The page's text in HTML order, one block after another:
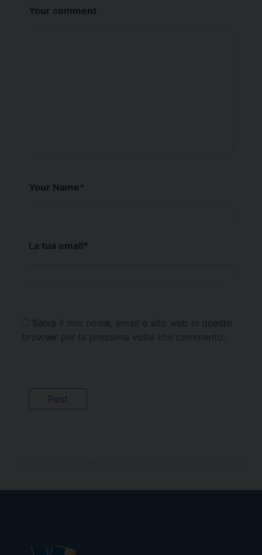
Your comment
Your Name*
La tua email*
Salva il mio nome, email e sito web in questo
browser per la prossima volta che commento.